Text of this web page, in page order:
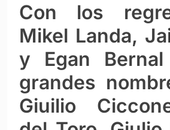
Con los
Mikel Landa,
y Egan
grandes
Giuilio